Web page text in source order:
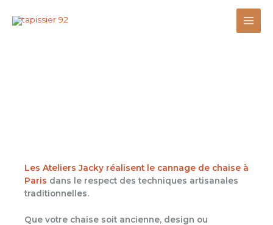
Les Ateliers Jacky réalisent le cannage de chaise à
Paris dans le respect des techniques artisanales
traditionnelles.
Que votre chaise soit ancienne, design ou